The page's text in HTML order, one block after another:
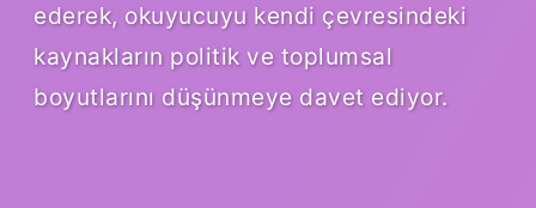
ederek, okuyucuyu kendi çevresindeki
kaynakların politik ve toplumsal
boyutlarını düşünmeye davet ediyor.